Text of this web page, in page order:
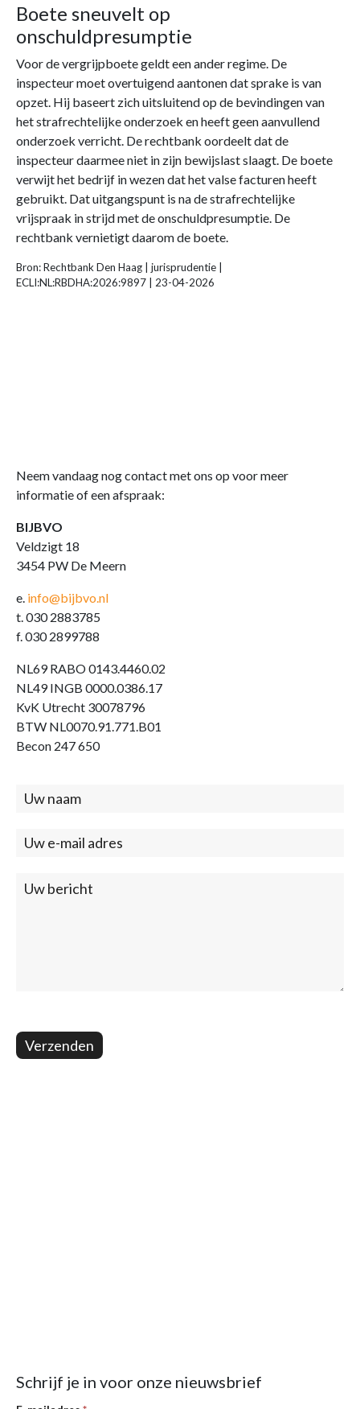
Boete sneuvelt op
onschuldpresumptie
Voor de vergrijpboete geldt een ander regime. De
inspecteur moet overtuigend aantonen dat sprake is van
opzet. Hij baseert zich uitsluitend op de bevindingen van
het strafrechtelijke onderzoek en heeft geen aanvullend
onderzoek verricht. De rechtbank oordeelt dat de
inspecteur daarmee niet in zijn bewijslast slaagt. De boete
verwijt het bedrijf in wezen dat het valse facturen heeft
gebruikt. Dat uitgangspunt is na de strafrechtelijke
vrijspraak in strijd met de onschuldpresumptie. De
rechtbank vernietigt daarom de boete.
Bron: Rechtbank Den Haag | jurisprudentie |
ECLI:NL:RBDHA:2026:9897 | 23-04-2026
Neem vandaag nog contact met ons op voor meer
informatie of een afspraak:
BIJBVO
Veldzigt 18
3454 PW De Meern
e. info@bijbvo.nl
t. 030 2883785
f. 030 2899788
NL69 RABO 0143.4460.02
NL49 INGB 0000.0386.17
KvK Utrecht 30078796
BTW NL0070.91.771.B01
Becon 247 650
Contact
Verzenden
Schrijf je in voor onze nieuwsbrief